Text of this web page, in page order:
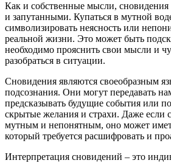
Как и собственные мысли,
и запутанными. Купаться в мутной
символизировать неясность или
реальной жизни. Это может быть
необходимо прояснить свои мысли и
разобраться в ситуации.
Сновидения являются своеобразным
подсознания. Они могут передавать
предсказывать будущие события или
скрытые желания и страхи. Даже если
мутным и непонятным, оно может
который требуется расшифровать и
Интерпретация сновидений – это